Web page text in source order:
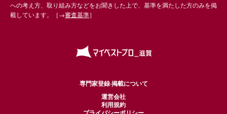
への考え方、取り組み方などをお聞きした上で、基準を満たした方のみを掲
載しています。［→審査基準］
専門家登録·掲載について
運営会社
利用規約